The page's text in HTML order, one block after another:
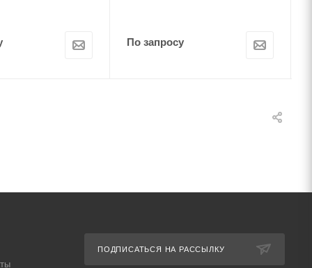
По запросу
ПОДПИСАТЬСЯ НА РАССЫЛКУ